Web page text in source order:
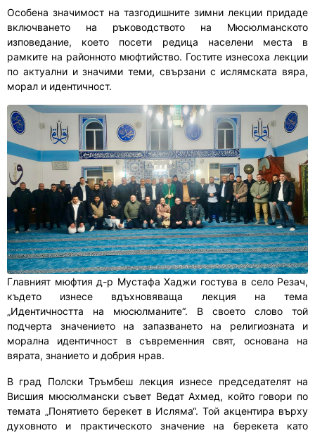
Особена значимост на тазгодишните зимни лекции придаде
включването на ръководството на Мюсюлманското
изповедание, което посети редица населени места в
рамките на районното мюфтийство. Гостите изнесоха лекции
по актуални и значими теми, свързани с ислямската вяра,
морал и идентичност.
Главният мюфтия д-р Мустафа Хаджи гостува в село Резач,
където изнесе вдъхновяваща лекция на тема
„Идентичността на мюсюлманите“. В своето слово той
подчерта значението на запазването на религиозната и
морална идентичност в съвременния свят, основана на
вярата, знанието и добрия нрав.
В град Полски Тръмбеш лекция изнесе председателят на
Висшия мюсюлмански съвет Ведат Ахмед, който говори по
темата „Понятието берекет в Исляма“. Той акцентира върху
духовното и практическото значение на берекета като